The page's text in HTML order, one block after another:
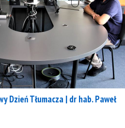
Dzień Tłumacza | dr hab. Paweł